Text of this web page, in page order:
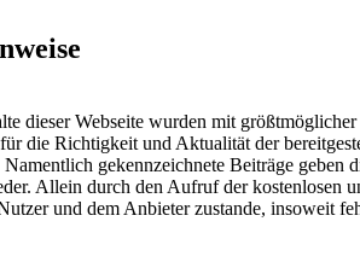
dieser Webseite wurden mit
die Richtigkeit und Aktualität der
gekennzeichnete Beiträge geben
Allein durch den Aufruf der kostenlosen
und dem Anbieter zustande, insoweit